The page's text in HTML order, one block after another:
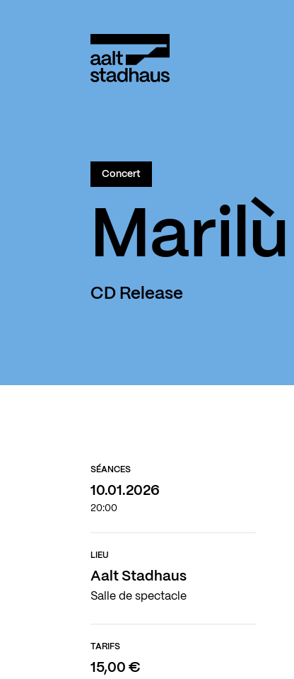
Concert
CD Release
SÉANCES
10.01.2026
20:00
LIEU
Aalt Stadhaus
Salle de spectacle
TARIFS
15,00 €